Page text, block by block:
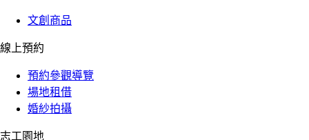
文創商品
線上預約
預約參觀導覽
場地租借
婚紗拍攝
志工園地